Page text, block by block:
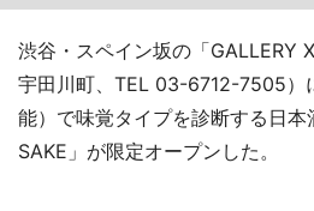
渋谷・スペイン坂の「GALLERY
宇田川町、TEL 03-6712-7505）
能）で味覚タイプを診断する日
SAKE」が限定オープンした。